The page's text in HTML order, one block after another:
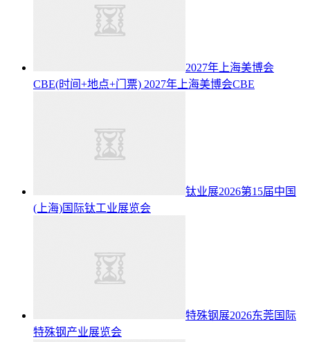
2027年上海美博会
CBE(时间+地点+门票) 2027年上海美博会CBE
钛业展2026第15届中国
(上海)国际钛工业展览会
特殊钢展2026东莞国际
特殊钢产业展览会